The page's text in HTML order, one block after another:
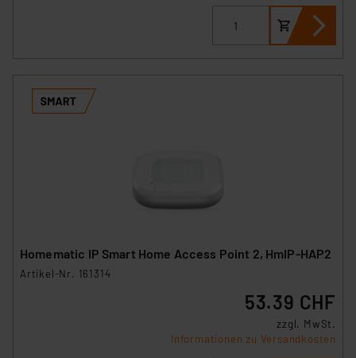
Homematic IP Smart Home Access Point 2, HmIP-HAP2
Artikel-Nr. 161314
53.39 CHF
zzgl. MwSt.
Informationen zu Versandkosten